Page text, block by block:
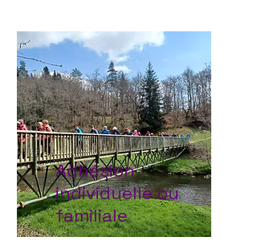
Adhésion
individuelle ou
familiale